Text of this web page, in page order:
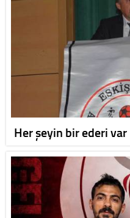
Her şeyin bir ederi var